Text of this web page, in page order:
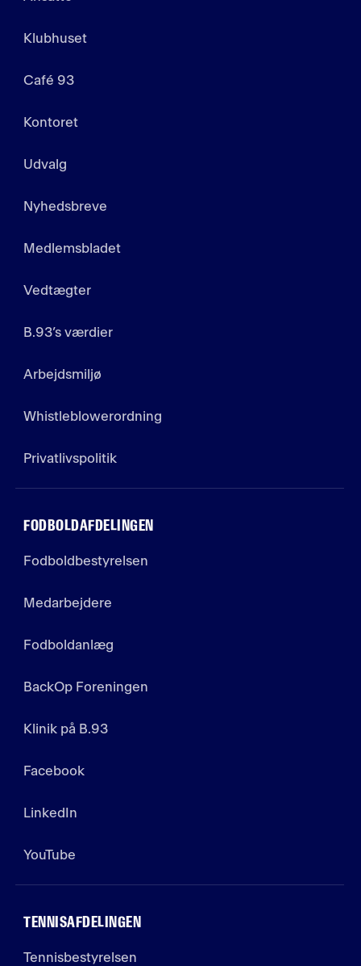
Klubhuset
Café 93
Kontoret
Udvalg
Nyhedsbreve
Medlemsbladet
Vedtægter
B.93’s værdier
Arbejdsmiljø
Whistleblowerordning
Privatlivspolitik
FODBOLDAFDELINGEN
Fodboldbestyrelsen
Medarbejdere
Fodboldanlæg
BackOp Foreningen
Klinik på B.93
Facebook
LinkedIn
YouTube
TENNISAFDELINGEN
Tennisbestyrelsen